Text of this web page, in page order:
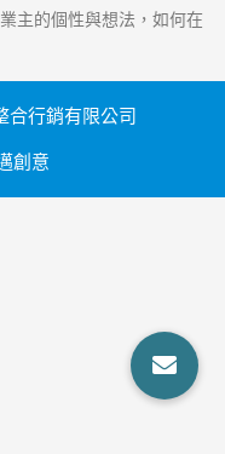
主的個性與想法，如何在
合行銷有限公司
創意